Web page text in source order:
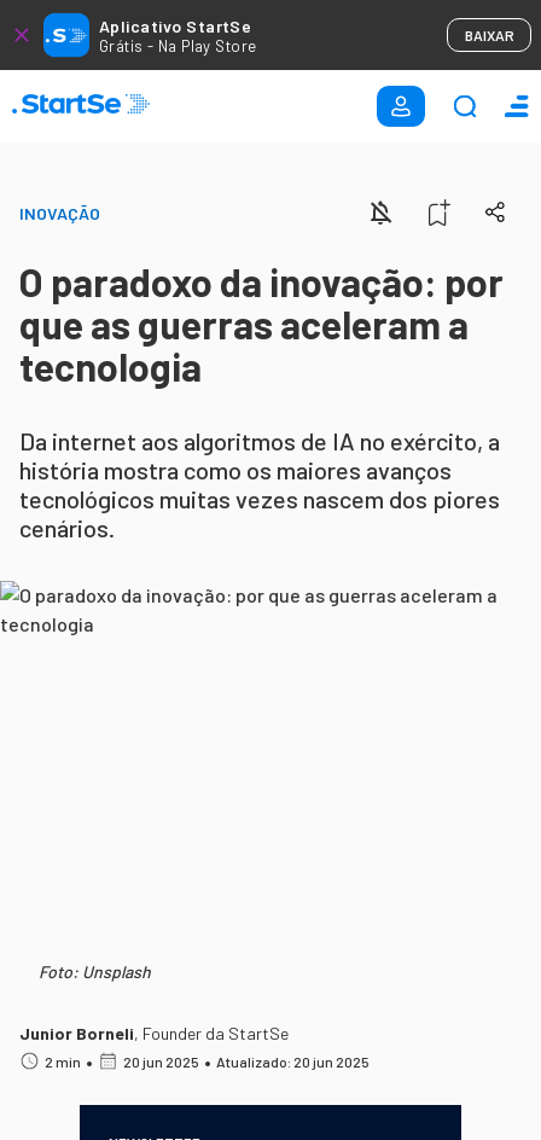
Aplicativo StartSe
Grátis - Na Play Store
BAIXAR
INOVAÇÃO
O paradoxo da inovação: por
que as guerras aceleram a
tecnologia
Da internet aos algoritmos de IA no exército, a
história mostra como os maiores avanços
tecnológicos muitas vezes nascem dos piores
cenários.
Foto: Unsplash
Junior Borneli, Founder da StartSe
2 min • 20 jun 2025 • Atualizado: 20 jun 2025